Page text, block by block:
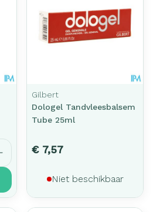
Gilbert
Dologel Tandvleesbalsem
Tube 25ml
€ 7,57
Niet beschikbaar